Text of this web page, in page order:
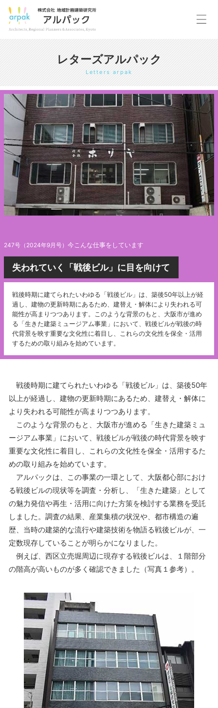
レターズアルパック
Letters arpak
247号（2024年9月号） 今こんな仕事をしています
失われていく「戦後ビル」に目を向けて
戦後時期に建てられたいわゆる「戦後ビル」は、築後50年以上が経
過し、建物の更新時期にあるため、建替え・解体により失われる可
能性が高まりつつあります。このような背景のもと、大阪市が進め
る「生きた建築ミュージアム事業」において、戦後ビルが戦後の時
代背景を映す重要な文化性に着目し、これらの文化性を保全・活用
するための取り組みを始めています。
戦後時期に建てられたいわゆる「戦後ビル」は、築後50年
以上が経過し、建物の更新時期にあるため、建替え・解体に
より失われる可能性が高まりつつあります。
このような背景のもと、大阪市が進める「生きた建築ミュ
ージアム事業」において、戦後ビルが戦後の時代背景を映す
重要な文化性に着目し、これらの文化性を保全・活用するた
めの取り組みを始めています。
アルパックは、この事業の一環として、大阪都心部におけ
る戦後ビルの現状等を調査・分析し、「生きた建築」として
の魅力発信や再生・活用に向けた方策を検討する業務を受託
しました。調査の結果、産業集積の状況や、都市構造の遍
歴、当時の建築的な流行や建築技術を物語る戦後ビルが、一
定数現存していることが明らかになりました。
例えば、西区立売堀周辺に現存する戦後ビルは、１階部分
の階高が高いものが多く確認できました（写真１参考）。